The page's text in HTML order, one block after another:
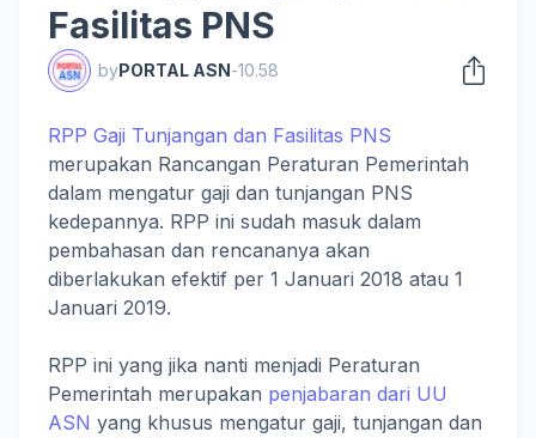
Fasilitas PNS
byPORTAL ASN-10.58
RPP Gaji Tunjangan dan Fasilitas PNS
merupakan Rancangan Peraturan Pemerintah
dalam mengatur gaji dan tunjangan PNS
kedepannya. RPP ini sudah masuk dalam
pembahasan dan rencananya akan
diberlakukan efektif per 1 Januari 2018 atau 1
Januari 2019.
RPP ini yang jika nanti menjadi Peraturan
Pemerintah merupakan penjabaran dari UU
ASN yang khusus mengatur gaji, tunjangan dan